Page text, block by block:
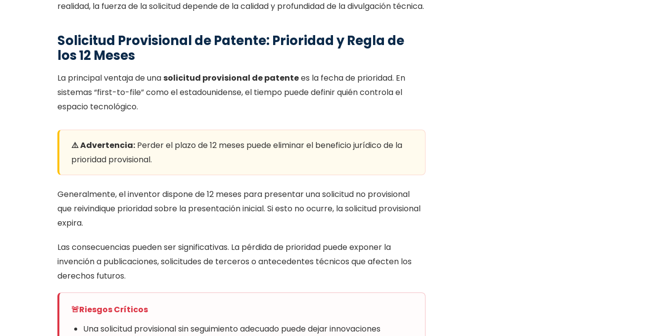
realidad, la fuerza de la solicitud depende de la calidad y profundidad de la divulgación técnica.
Solicitud Provisional de Patente: Prioridad y Regla de
los 12 Meses
La principal ventaja de unasolicitud provisional de patentees la fecha de prioridad. En
sistemas “first-to-file” como el estadounidense, el tiempo puede definir quién controla el
espacio tecnológico.
⚠️ Advertencia: Perder el plazo de 12 meses puede eliminar el beneficio jurídico de la
prioridad provisional.
Generalmente, el inventor dispone de 12 meses para presentar una solicitud no provisional
que reivindique prioridad sobre la presentación inicial. Si esto no ocurre, la solicitud provisional
expira.
Las consecuencias pueden ser significativas. La pérdida de prioridad puede exponer la
invención a publicaciones, solicitudes de terceros o antecedentes técnicos que afecten los
derechos futuros.
🚨Riesgos Críticos
Una solicitud provisional sin seguimiento adecuado puede dejar innovaciones